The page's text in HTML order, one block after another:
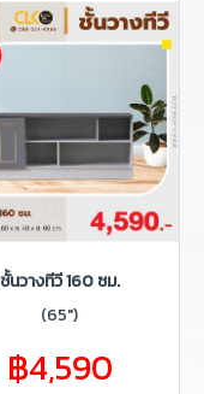
ชั้นวางทีวี 160 ซม.
(65")
฿4,590